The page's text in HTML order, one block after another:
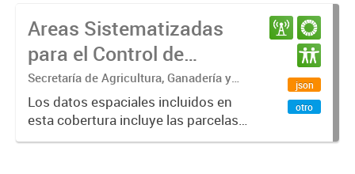
Areas Sistematizadas
para el Control de
Erosión Hídrica en Entre
Ríos
Secretaría de Agricultura, Ganadería y
Pesca. Ministerio de Desarrollo
Económico. Gobierno de Entre Ríos
Los datos espaciales incluidos en
esta cobertura incluye las parcelas
sistematizadas para el control de
json
otro